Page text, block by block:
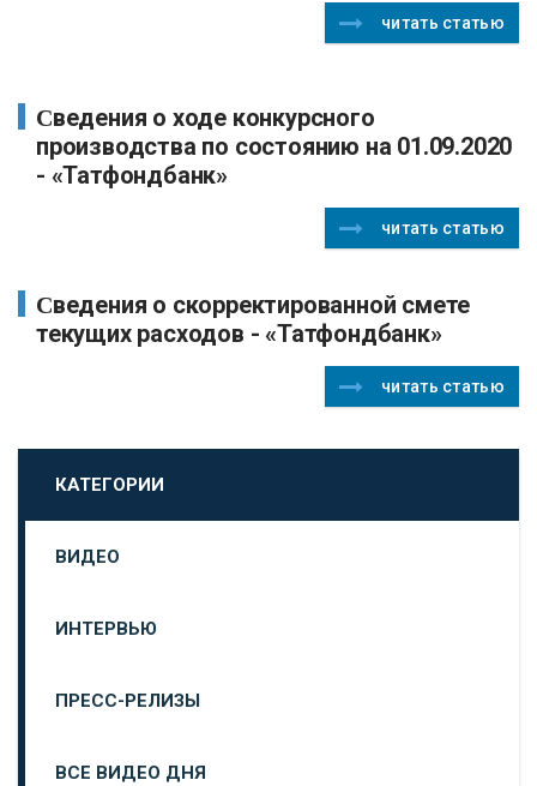
читать статью
Сведения о ходе конкурсного
производства по состоянию на 01.09.2020
- «Татфондбанк»
читать статью
Сведения о скорректированной смете
текущих расходов - «Татфондбанк»
читать статью
КАТЕГОРИИ
ВИДЕО
ИНТЕРВЬЮ
ПРЕСС-РЕЛИЗЫ
ВСЕ ВИДЕО ДНЯ